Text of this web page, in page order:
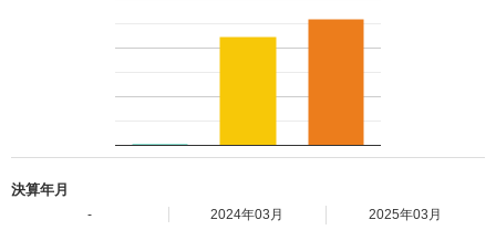
決算年月
- 2024年03月 2025年03月